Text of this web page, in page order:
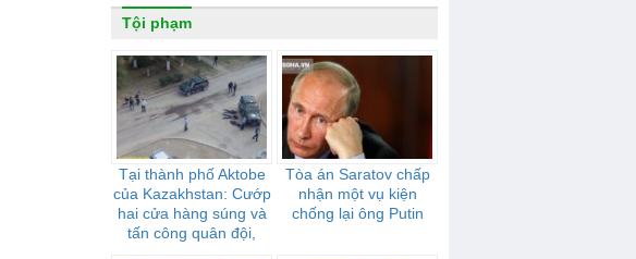
Tội phạm
Tại thành phố Aktobe
của Kazakhstan: Cướp
hai cửa hàng súng và
tấn công quân đội,
Tòa án Saratov chấp
nhận một vụ kiện
chống lại ông Putin